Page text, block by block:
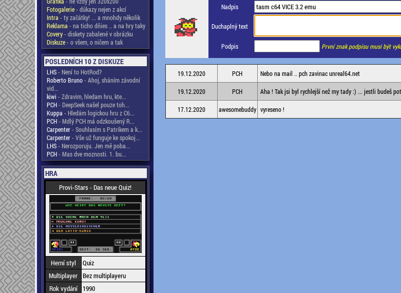
Fotogalerie- důkazy nejen z akcí
Intra - ty začátky! ... a mnohdy několik
Reklama - na ticho dňies .. a na hry taky
Covery- diskety zabalené v obrázku
Diskuze- o všem, o ničem a tak
POSLEDNÍCH 10 Z DISKUZE
LHS- Není to HotRod?
Roberto Bruno- Ahoj, sháním závodní
vid...
kiwi - Zdravim, hledam hru, kte...
PCH- DeepSeek našel pouze toh...
Kuppa - Hledám logickou hru z C6...
PCH- Mdlý PCH má odzkoušený R...
Carpenter- Souhlasím s Patrikem a k...
Carpenter- Vše už funguje ke spokoj...
LHS- Nerozporuju. Jen mě poba...
PCH- Mas dve moznosti. 1. bu...
HRA
Provi-Stars - Das neue Quiz!
Herní styl
Quiz
Multiplayer Bez multiplayeru
Rok vydání
1990
Nadpis
Duchaplný text
Podpis První znak podpisu musí být
19.12.2020 PCH Nebo na mail .. pch zavinac unreal64.net
19.12.2020 PCH Aha ! Tak jsi byl rychlejší než my tady :) ... jestli budeš
17.12.2020 awesomebuddy vyreseno !